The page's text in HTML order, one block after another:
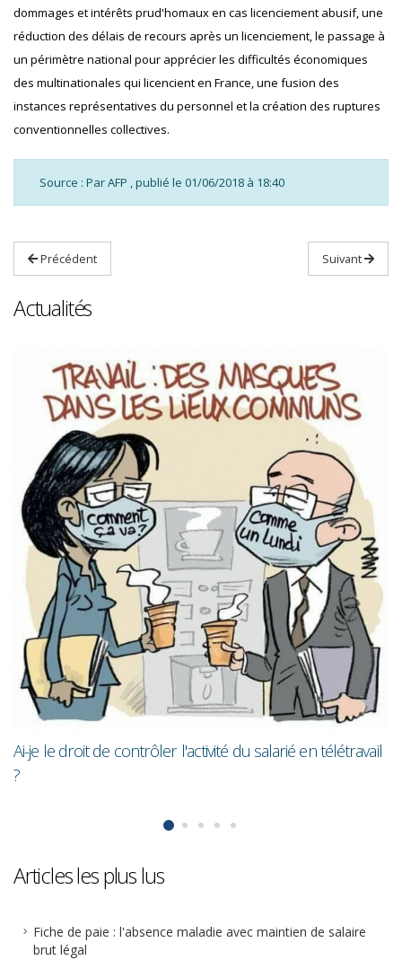
dommages et intérêts prud'homaux en cas licenciement abusif, une
réduction des délais de recours après un licenciement, le passage à
un périmètre national pour apprécier les difficultés économiques
des multinationales qui licencient en France, une fusion des
instances représentatives du personnel et la création des ruptures
conventionnelles collectives.
Source : Par AFP , publié le 01/06/2018 à 18:40
Précédent Suivant
Actualités
Ai-je le droit de contrôler l'activité du salarié en télétravail
?
Articles les plus lus
Fiche de paie : l'absence maladie avec maintien de salaire
brut légal